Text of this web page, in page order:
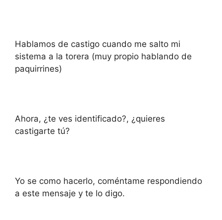
Hablamos de castigo cuando me salto mi
sistema a la torera (muy propio hablando de
paquirrines)
Ahora, ¿te ves identificado?, ¿quieres
castigarte tú?
Yo se como hacerlo, coméntame respondiendo
a este mensaje y te lo digo.